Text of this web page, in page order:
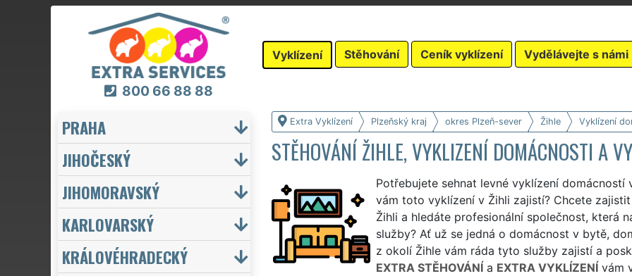
800 66 88 88
Vyklízení Stěhování Ceník vyklízení Vydělávejte s námi
Extra Vyklízení Plzeňský kraj okres Plzeň-sever Žihle Vyklízení
STĚHOVÁNÍ ŽIHLE, VYKLIZENÍ DOMÁCNOSTI A
Potřebujete sehnat levné vyklízení
vám toto vyklízení v Žihli zajistí? Chcete
Žihli a hledáte profesionální společnost, která
služby? Ať už se jedná o domácnost v bytě,
z okolí Žihle vám ráda tyto služby zajistí a
EXTRA STĚHOVÁNÍa EXTRA VYKLÍZENÍvám
PRAHA
JIHOČESKÝ
JIHOMORAVSKÝ
KARLOVARSKÝ
KRÁLOVÉHRADECKÝ